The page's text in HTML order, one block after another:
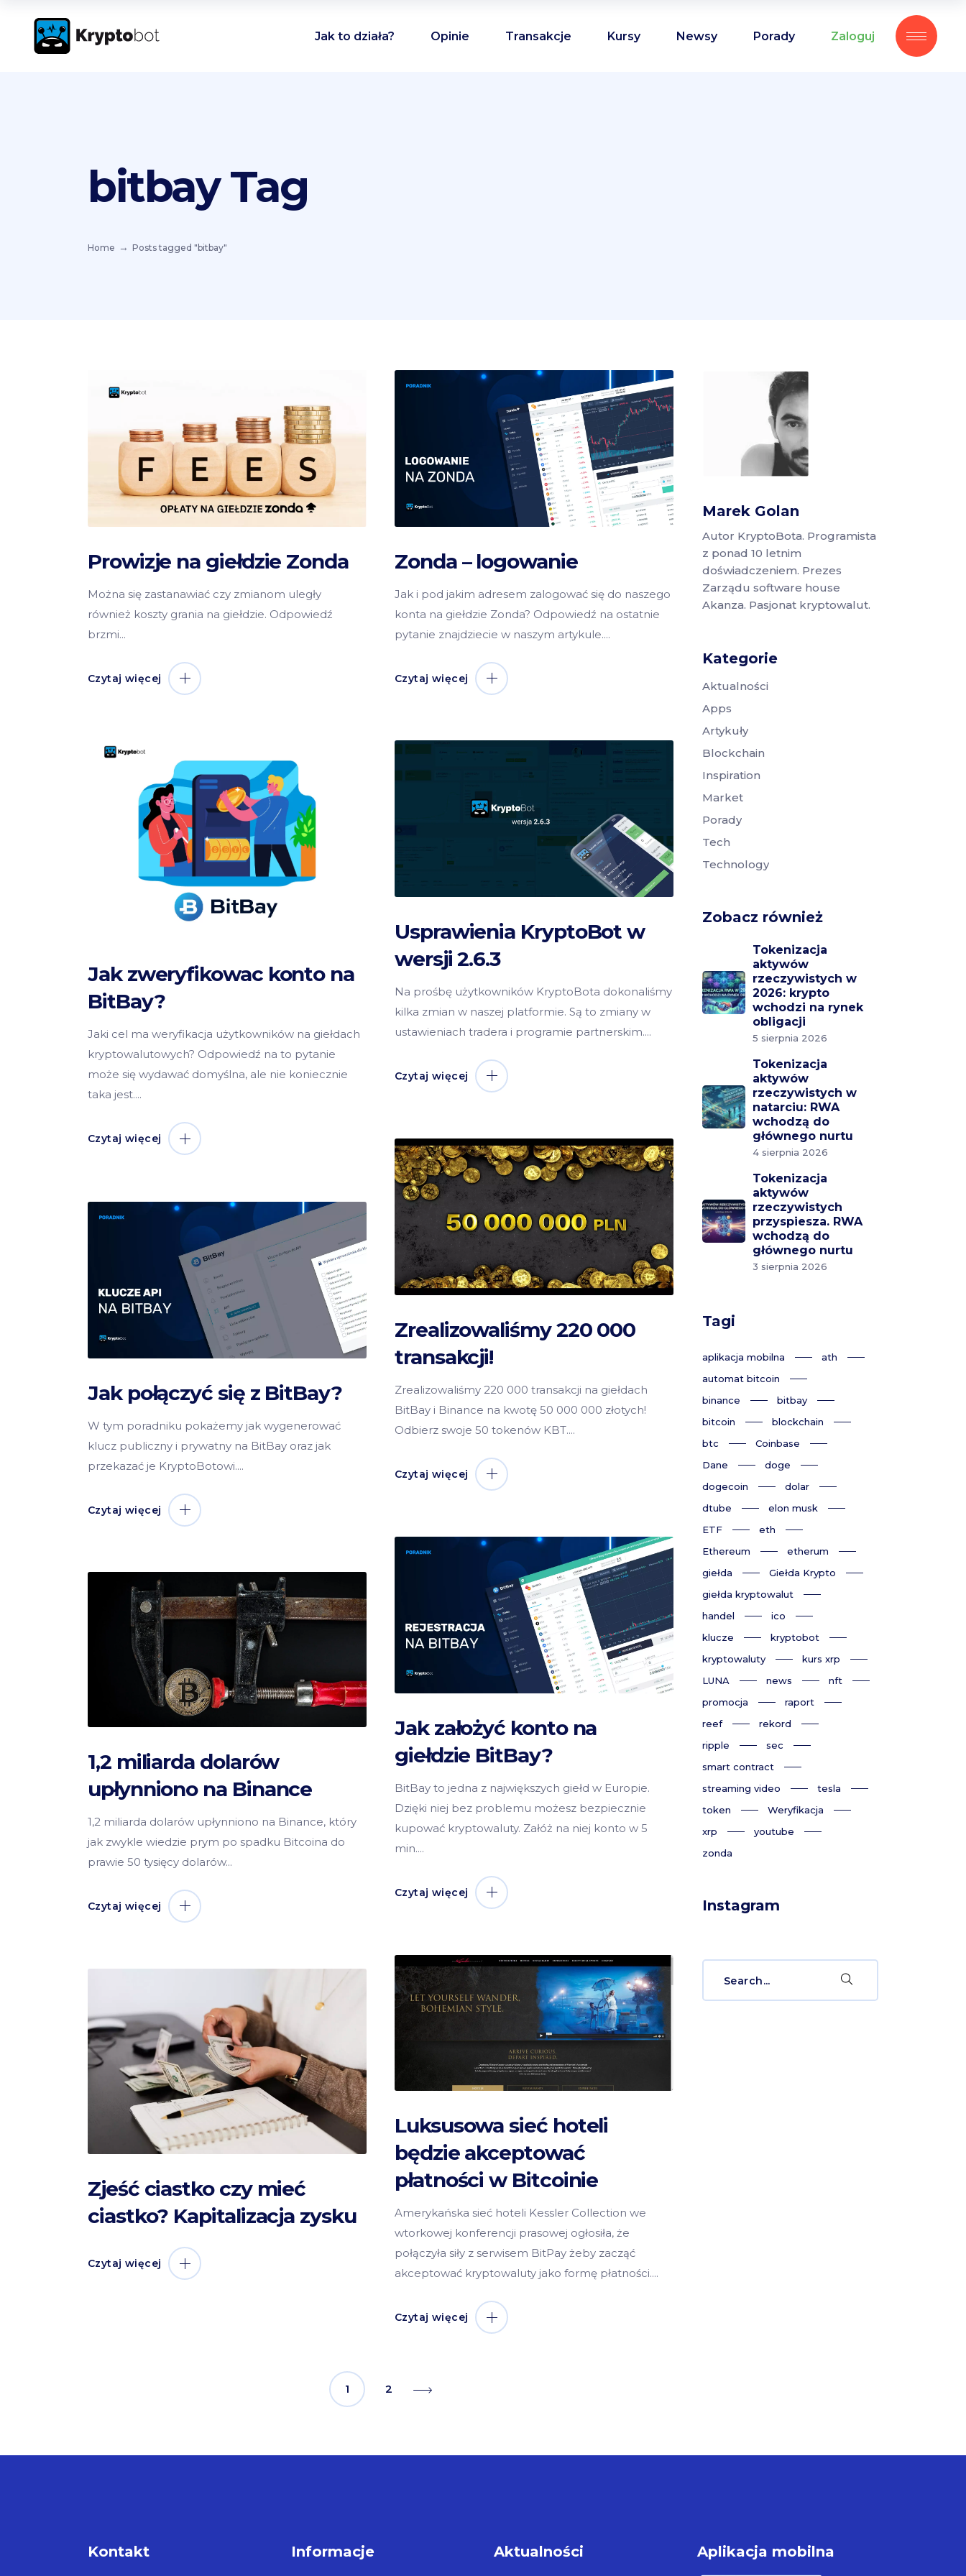
Jak to działa? Opinie Transakcje Kursy Newsy Porady Zaloguj
bitbay Tag
Home Posts tagged "bitbay"
Prowizje na giełdzie Zonda
Można się zastanawiać czy zmianom uległy
również koszty grania na giełdzie. Odpowiedź
brzmi
Czytaj więcej
Zonda – logowanie
Jak i pod jakim adresem zalogować się do naszego
konta na giełdzie Zonda? Odpowiedź na ostatnie
pytanie znajdziecie w naszym artykule.
Czytaj więcej
Jak zweryfikowac konto na
BitBay?
Jaki cel ma weryfikacja użytkowników na giełdach
kryptowalutowych? Odpowiedź na to pytanie
może się wydawać domyślna, ale nie koniecznie
taka jest.
Czytaj więcej
Usprawienia KryptoBot w
wersji 2.6.3
Na prośbę użytkowników KryptoBota dokonaliśmy
kilka zmian w naszej platformie. Są to zmiany w
ustawieniach tradera i programie partnerskim.
Czytaj więcej
Zrealizowaliśmy 220 000
transakcji!
Zrealizowaliśmy 220 000 transakcji na giełdach
BitBay i Binance na kwotę 50 000 000 złotych!
Odbierz swoje 50 tokenów KBT.
Czytaj więcej
Jak połączyć się z BitBay?
W tym poradniku pokażemy jak wygenerować
klucz publiczny i prywatny na BitBay oraz jak
przekazać je KryptoBotowi.
Czytaj więcej
Jak założyć konto na
giełdzie BitBay?
BitBay to jedna z największych giełd w Europie.
Dzięki niej bez problemu możesz bezpiecznie
kupować kryptowaluty. Załóż na niej konto w 5
min.
Czytaj więcej
1,2 miliarda dolarów
upłynniono na Binance
1,2 miliarda dolarów upłynniono na Binance, który
jak zwykle wiedzie prym po spadku Bitcoina do
prawie 50 tysięcy dolarów
Czytaj więcej
Luksusowa sieć hoteli
będzie akceptować
płatności w Bitcoinie
Amerykańska sieć hoteli Kessler Collection we
wtorkowej konferencji prasowej ogłosiła, że
połączyła siły z serwisem BitPay żeby zacząć
akceptować kryptowaluty jako formę płatności.
Czytaj więcej
Zjeść ciastko czy mieć
ciastko? Kapitalizacja zysku
Czytaj więcej
1 2
Marek Golan
Autor KryptoBota. Programista
z ponad 10 letnim
doświadczeniem. Prezes
Zarządu software house
Akanza. Pasjonat kryptowalut.
Kategorie
Aktualności
Apps
Artykuły
Blockchain
Inspiration
Market
Porady
Tech
Technology
Zobacz również
Tokenizacja
aktywów
rzeczywistych w
2026: krypto
wchodzi na rynek
obligacji
5 sierpnia 2026
Tokenizacja
aktywów
rzeczywistych w
natarciu: RWA
wchodzą do
głównego nurtu
4 sierpnia 2026
Tokenizacja
aktywów
rzeczywistych
przyspiesza. RWA
wchodzą do
głównego nurtu
3 sierpnia 2026
Tagi
aplikacja mobilna
ath
automat bitcoin
binance
bitbay
bitcoin
blockchain
btc
Coinbase
Dane
doge
dogecoin
dolar
dtube
elon musk
ETF
eth
Ethereum
etherum
giełda
Giełda Krypto
giełda kryptowalut
handel
ico
klucze
kryptobot
kryptowaluty
kurs xrp
LUNA
news
nft
promocja
raport
reef
rekord
ripple
sec
smart contract
streaming video
tesla
token
Weryfikacja
xrp
youtube
zonda
Instagram
Kontakt Informacje Aktualności Aplikacja mobilna